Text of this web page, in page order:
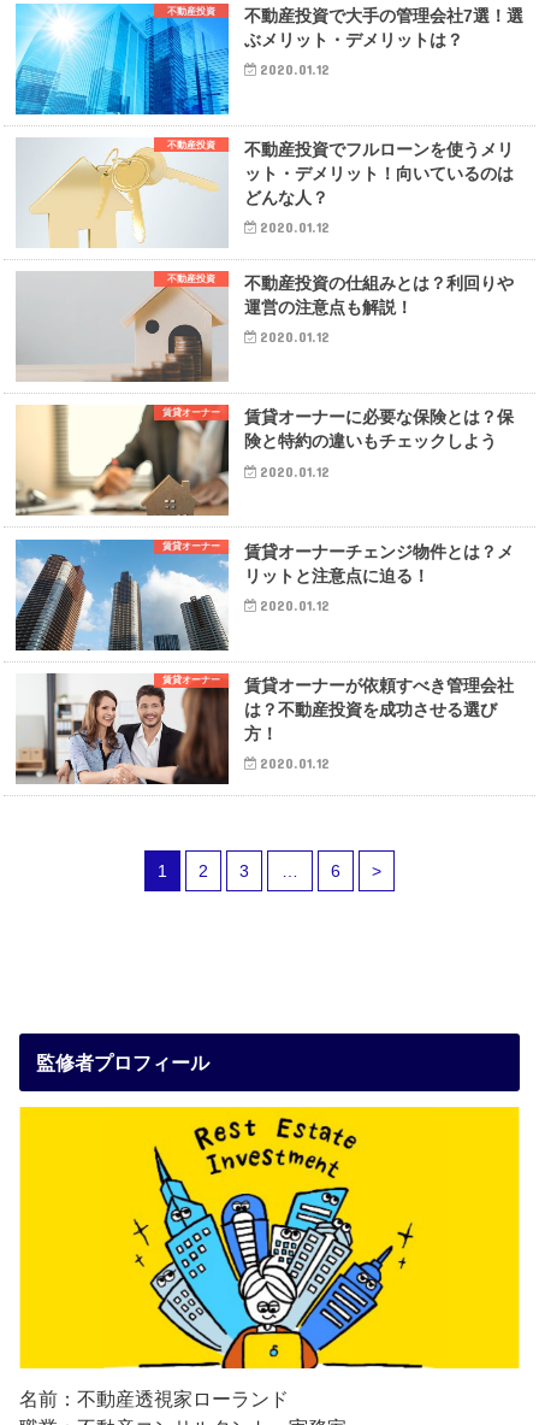
不動産投資
不動産投資で大手の管理会社7選！選
ぶメリット・デメリットは？
2020.01.12
不動産投資
不動産投資でフルローンを使うメリ
ット・デメリット！向いているのは
どんな人？
2020.01.12
不動産投資
不動産投資の仕組みとは？利回りや
運営の注意点も解説！
2020.01.12
賃貸オーナー
賃貸オーナーに必要な保険とは？保
険と特約の違いもチェックしよう
2020.01.12
賃貸オーナー
賃貸オーナーチェンジ物件とは？メ
リットと注意点に迫る！
2020.01.12
賃貸オーナー
賃貸オーナーが依頼すべき管理会社
は？不動産投資を成功させる選び
方！
2020.01.12
1 2 3 … 6 >
監修者プロフィール
名前：不動産透視家ローランド